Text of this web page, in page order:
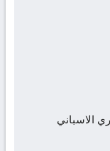
الاسباني